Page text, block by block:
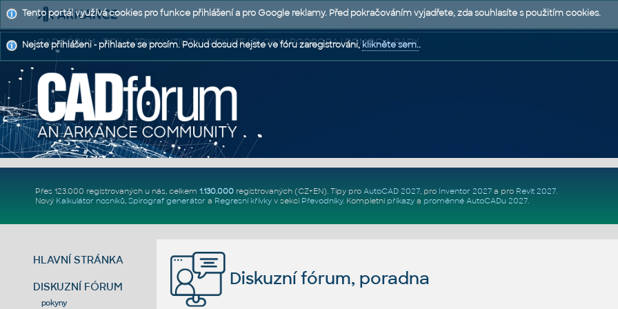
CAD FÓRUM - TIPY A TRIKY | UTILITY | DISKUZE | BLOKY | PODPORA | POMOC A RADY
Přes 123.000 registrovaných u nás, celkem 1.130.000registrovaných (CZ+EN). Tipy pro AutoCAD 2027, pro Inventor 2027a pro Revit 2027.
Nový Kalkulátor nosníků, Spirograf generátor a Regresní křivkyv sekci Převodníky. Kompletní příkazya proměnné AutoCADu 2027.
HLAVNÍ STRÁNKA
DISKUZNÍ FÓRUM
pokyny
Diskuzní fórum, poradna
Tento portál využívá cookies pro funkce přihlášení a pro Google reklamy. Před pokračováním vyjadřete, zda souhlasíte s použitím cookies.
Nejste přihlášeni - přihlaste se prosím. Pokud dosud nejste ve fóru zaregistrováni,klikněte sem..